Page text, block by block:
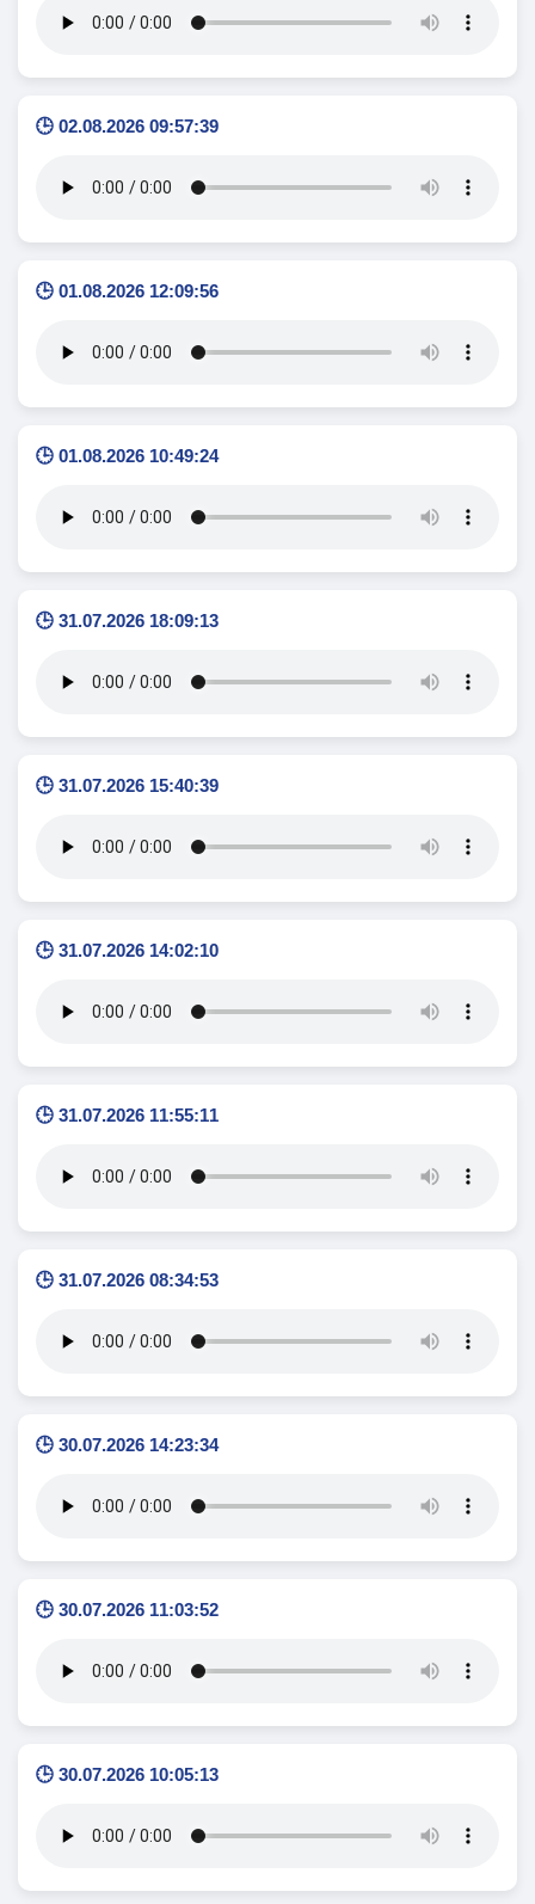
🕒 02.08.2026 09:57:39
🕒 01.08.2026 12:09:56
🕒 01.08.2026 10:49:24
🕒 31.07.2026 18:09:13
🕒 31.07.2026 15:40:39
🕒 31.07.2026 14:02:10
🕒 31.07.2026 11:55:11
🕒 31.07.2026 08:34:53
🕒 30.07.2026 14:23:34
🕒 30.07.2026 11:03:52
🕒 30.07.2026 10:05:13